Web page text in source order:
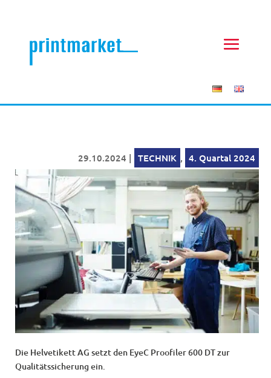
29.10.2024 | TECHNIK , 4. Quartal 2024
Die Helvetikett AG setzt den EyeC Proofiler 600 DT zur
Qualitätssicherung ein.